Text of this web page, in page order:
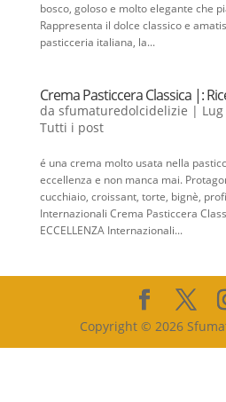
bosco, goloso e molto elegante che
Rappresenta il dolce classico e
pasticceria italiana, la...
Crema Pasticcera Classica |:
da sfumaturedolcidelizie |
Tutti i post
é una crema molto usata nella
eccellenza e non manca mai.
cucchiaio, croissant, torte, bignè,
Internazionali Crema Pasticcera
ECCELLENZA Internazionali...
Copyright © 2026